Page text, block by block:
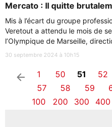
Mercato : Il quitte
Mis à l’écart du groupe
Veretout a attendu le mois de
l’Olympique de Marseille,
30 septembre 2024 à 10h15
arrow_left 1 50 51 52
57
58 59
100
200 300 400